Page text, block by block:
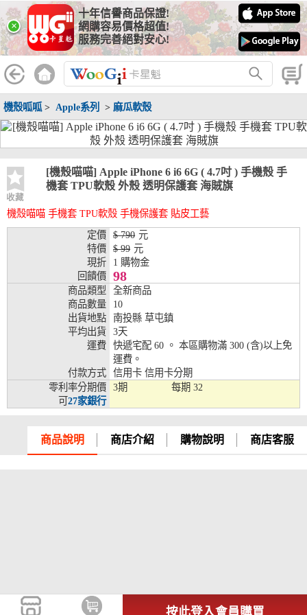
×
十年信譽商品保證!
網購容易價格超值!
服務完善絕對安心!
機殼呱呱 > Apple系列 > 麻瓜軟殼
收藏
[機殼喵喵] Apple iPhone 6 i6 6G ( 4.7吋 ) 手機殼 手
機套 TPU軟殼 外殼 透明保護套 海賊旗
機殼喵喵 手機套 TPU軟殼 手機保護套 貼皮工藝
定價
$ 790 元
特價
$ 99 元
現折
1 購物金
回饋價
98
商品類型
全新商品
商品數量
10
出貨地點
南投縣 草屯鎮
平均出貨
3天
運費
快遞宅配 60 。 本區購物滿 300 (含)以上免
運費。
付款方式
信用卡 信用卡分期
零利率分期價
可27家銀行
3期 每期 32
商品說明 商店介紹 購物說明 商店客服
按此登入會員購買
線上分期銀行
WooGii 與 綠界 合作，『信用卡分期付款』 與 『信用卡零利率
分期付款』 的配合銀行如下：
分期期數 提供分期之銀行
兆豐銀行、合作金庫、第一銀行、華南銀行、
彰化銀行、上海銀行、富邦銀行、國泰世華、
台灣企銀、台中銀行、匯豐銀行、華泰銀行、
銀、元大銀行、永豐銀行、玉山銀行、凱基銀
行、星展銀行、台新銀行、安泰銀行、中國信
兆豐銀行、合作金庫、第一銀行、華南銀行、
彰化銀行、上海銀行、富邦銀行、國泰世華、
台灣企銀、台中銀行、匯豐銀行、華泰銀行、
臺灣新光銀行、陽信銀行、聯邦銀行、遠東商
銀、元大銀行、永豐銀行、玉山銀行、凱基銀
行、星展銀行、台新銀行、安泰銀行、中國信
託、台灣樂天、三信商銀
兆豐銀行、合作金庫、第一銀行、華南銀行、
彰化銀行、上海銀行、富邦銀行、國泰世華、
台灣企銀、台中銀行、匯豐銀行、華泰銀行、
臺灣新光銀行、陽信銀行、聯邦銀行、遠東商
銀、元大銀行、永豐銀行、玉山銀行、凱基銀
行、星展銀行、台新銀行、安泰銀行、中國信
託、台灣樂天、三信商銀
彰化銀行、上海銀行、富邦銀行、國泰世華、
台灣企銀、台中銀行、匯豐銀行、華泰銀行、